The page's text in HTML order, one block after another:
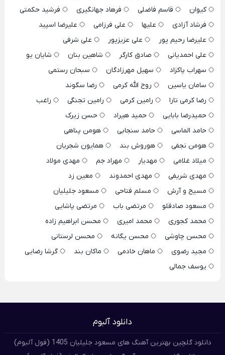
کیوان
قاسم فاضلی فرهاد جهانگیری
فرشید حکمتی
فرشاد آزادی
علیها علی فرزامی
علیرضا اسپید
علیرضا رحیم پور
علی عزیزپور
علی شرفی
علی احمدیانی
صادق کارگر شاهین بنان
شایان یو
سهراب پاکزاد
سهیل مهرزادگان
سبحان رستمی
سامان یاسین
روح الله کرمی
رضا سگوند
رضا کرمی تارا
رامین کرمی رامین تجنگی
راغب
حمیدرضا بابایی
حمید هیراد
حسن زیرک
حامد الماسی
حامد سنجابی
هومن پناهی
هومن نجفی
هوروش بند
همایون شجریان
میلاد غلامی
مهدیار مهراد جم
مهدی مولاد
مهدی شریفی
مهدی احمدوند
معین زد
مسیح و آرش
مسلم فتاحی
مسعود جلیلیان
مسعود صادقلو
مرتضی باب
مرتضی پاشایی
محمد کجوری
محمد امیری
محسن ابراهیم زاده
محسن چاوشی
محسن یگانه
محسن لرستانی
مجید رضوی
ماهان خادمی ماکان بند
گرشا رضایی
یوسف جمالی
دانلود آلبوم
دانلود گلچین بهترین آهنگ های مسعود جلیلیان 1405 (فول آلبوم)